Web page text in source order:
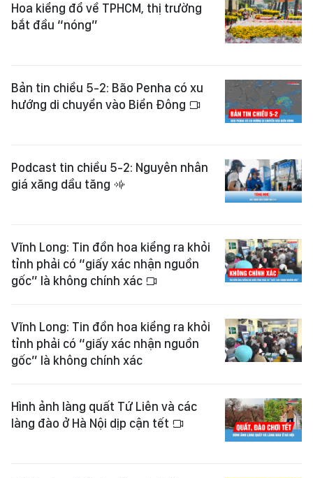
Hoa kiểng đổ về TPHCM, thị trường
bắt đầu “nóng”
Bản tin chiều 5-2: Bão Penha có xu
hướng di chuyển vào Biển Đông
Podcast tin chiều 5-2: Nguyên nhân
giá xăng dầu tăng
Vĩnh Long: Tin đồn hoa kiểng ra khỏi
tỉnh phải có “giấy xác nhận nguồn
gốc” là không chính xác
Vĩnh Long: Tin đồn hoa kiểng ra khỏi
tỉnh phải có “giấy xác nhận nguồn
gốc” là không chính xác
Hình ảnh làng quất Tứ Liên và các
làng đào ở Hà Nội dịp cận tết